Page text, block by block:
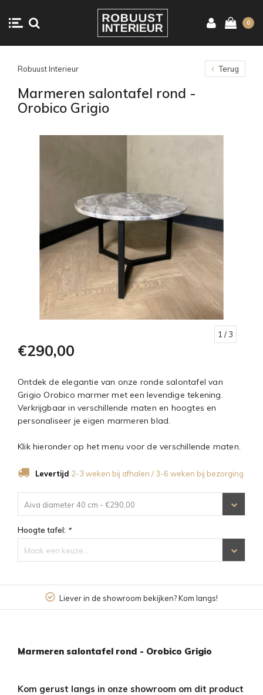
0
Robuust Interieur Terug
Marmeren salontafel rond -
Orobico Grigio
1 / 3
€290,00
Ontdek de elegantie van onze ronde salontafel van
Grigio Orobico marmer met een levendige tekening.
Verkrijgbaar in verschillende maten en hoogtes en
personaliseer je eigen marmeren blad.
Klik hieronder op het menu voor de verschillende maten.
Levertijd 2-3 weken bij afhalen / 3-6 weken bij bezorging
Aiva diameter 40 cm - €290,00
Hoogte tafel: *
Maak een keuze...
Kom langs! 4,6/5 op basis van
Marmeren salontafel rond - Orobico Grigio
Kom gerust langs in onze showroom om dit product